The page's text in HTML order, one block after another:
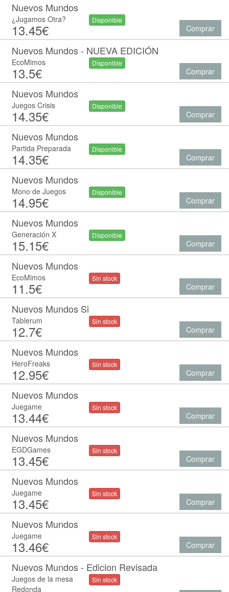
Nuevos Mundos
¿Jugamos Otra?
13.45€
Disponible
Comprar
Nuevos Mundos - NUEVA EDICIÓN
EcoMimos
13.5€
Disponible
Comprar
Nuevos Mundos
Juegos Crisis
14.35€
Disponible
Comprar
Nuevos Mundos
Partida Preparada
14.35€
Disponible
Comprar
Nuevos Mundos
Mono de Juegos
14.95€
Disponible
Comprar
Nuevos Mundos
Generación X
15.15€
Disponible
Comprar
Nuevos Mundos
EcoMimos
11.5€
Sin stock
Comprar
Nuevos Mundos Si
Tablerum
12.7€
Sin stock
Comprar
Nuevos Mundos
HeroFreaks
12.95€
Sin stock
Comprar
Nuevos Mundos
Juegame
13.44€
Sin stock
Comprar
Nuevos Mundos
EGDGames
13.45€
Sin stock
Comprar
Nuevos Mundos
Juegame
13.45€
Sin stock
Comprar
Nuevos Mundos
Juegame
13.46€
Sin stock
Comprar
Nuevos Mundos - Edicion Revisada
Juegos de la mesa
Redonda
Sin stock